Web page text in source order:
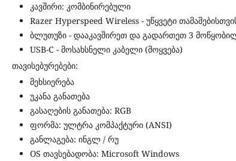
კავშირი: კომბინირებული
Razer Hyperspeed Wireless - უწყვეტი
ბლუთუზი - დააკავშირეთ და გადართეთ 3
USB-C - მოსახსნელი კაბელი (მოყვება)
თავისებურებები:
მეხსიერება
უკანა განათება
გასაღების განათება: RGB
ფორმა: ულტრა კომპაქტური (ANSI)
განლაგება: ინგლ / რუ
OS თავსებადობა: Microsoft Windows